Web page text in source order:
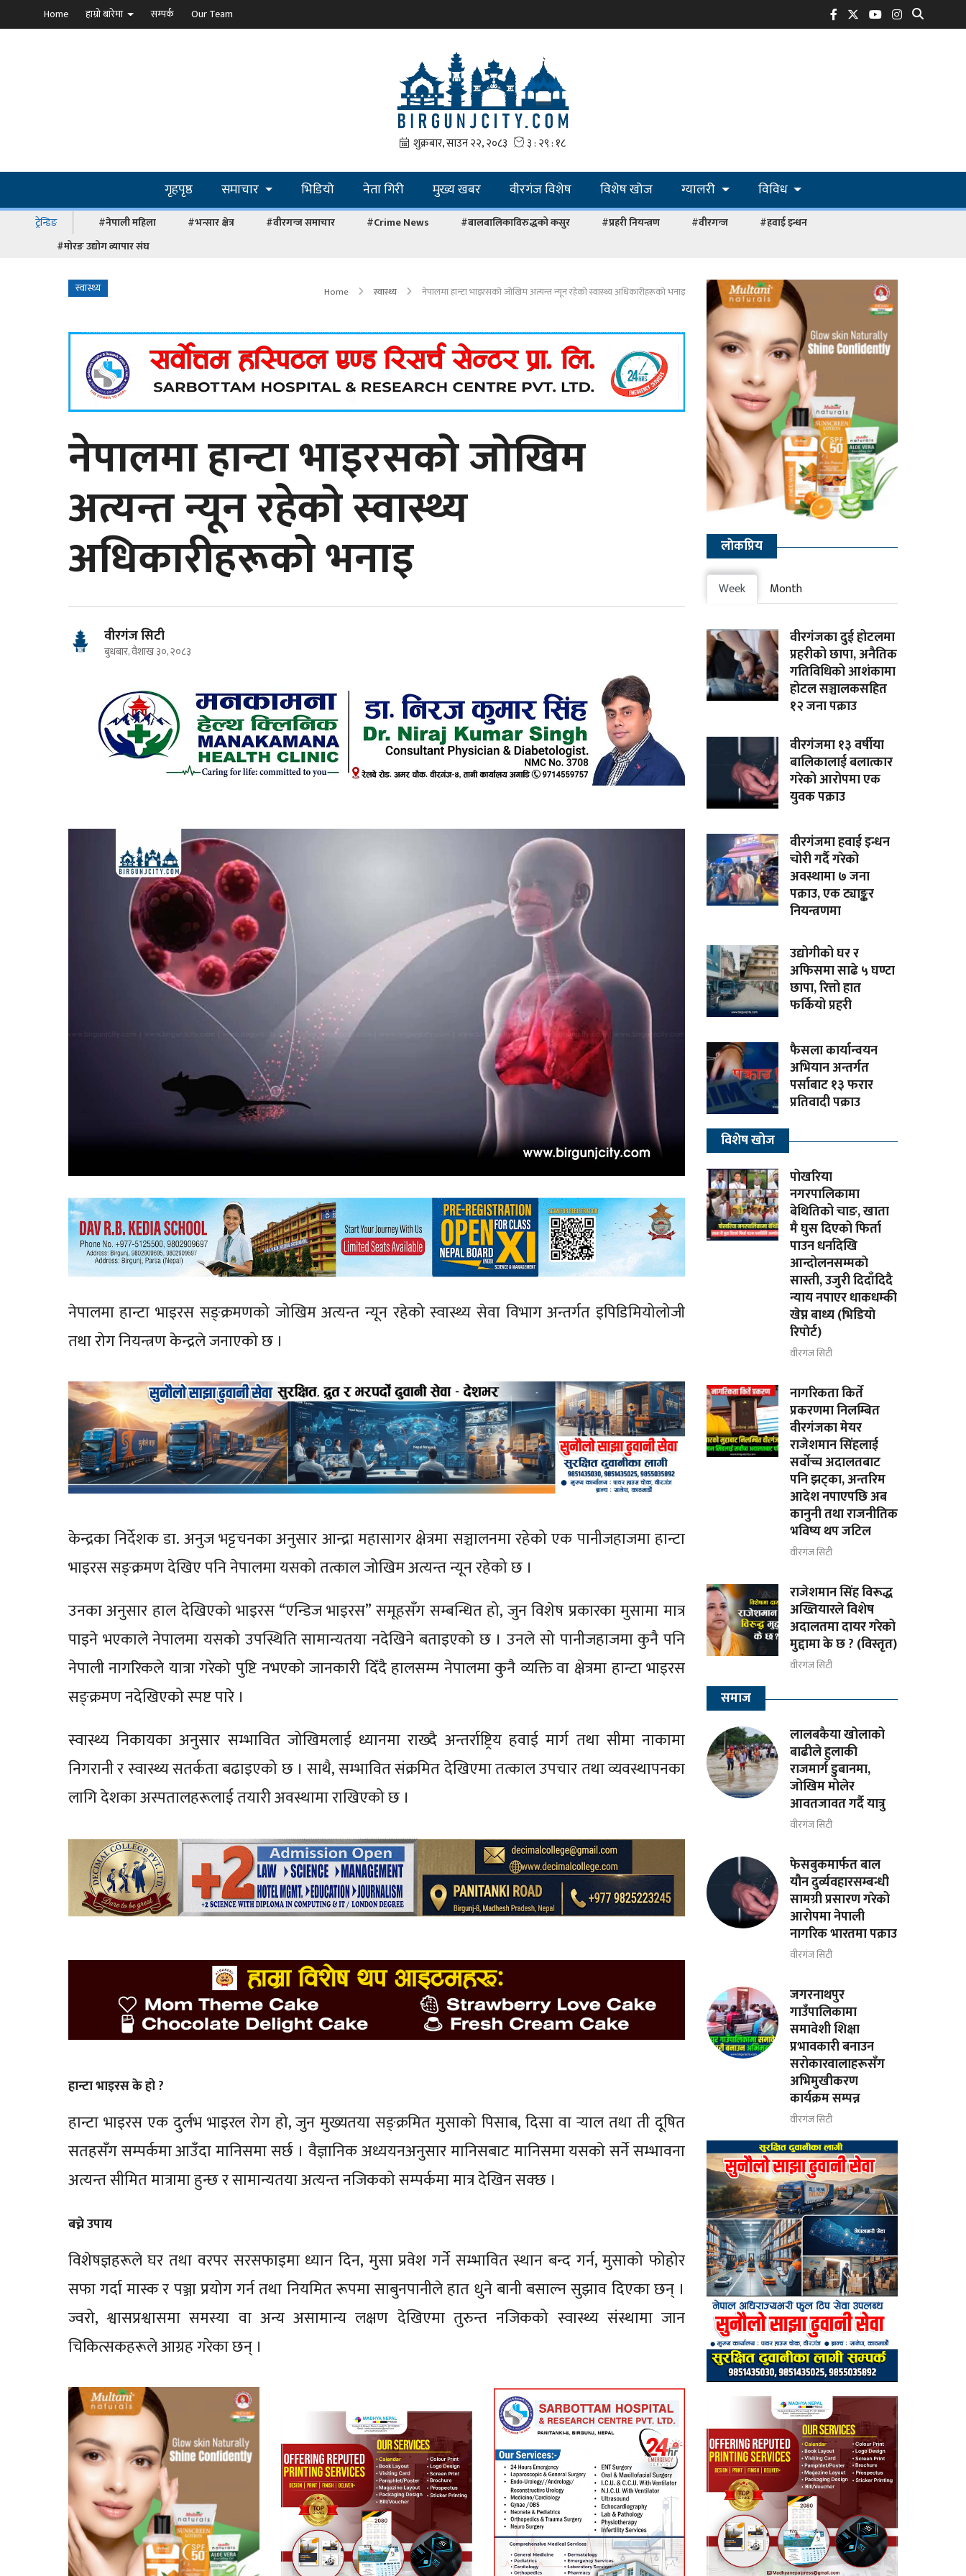
Home हाम्रो बारेमा सम्पर्क Our Team
गृहपृष्ठ समाचार भिडियो नेता गिरी मुख्य खबर वीरगंज विशेष विशेष खोज ग्यालरी विविध
ट्रेन्डिङ #नेपाली महिला #भन्सार क्षेत्र #वीरगन्ज समाचार #Crime News #बालबालिकाविरुद्धको कसुर #प्रहरी नियन्त्रण #वीरगन्ज
#हवाई इन्धन
#मोरङ उद्योग व्यापार संघ
स्वास्थ्य Home स्वास्थ्य नेपालमा हान्टा भाइरसको जोखिम अत्यन्त न्यून रहेको स्वास्थ्य अधिकारीहरूको भनाइ
नेपालमा हान्टा भाइरसको जोखिम
अत्यन्त न्यून रहेको स्वास्थ्य
अधिकारीहरूको भनाइ
वीरगंज सिटी
बुधबार, वैशाख ३०, २०८३
नेपालमा हान्टा भाइरस सङ्क्रमणको जोखिम अत्यन्त न्यून रहेको स्वास्थ्य सेवा विभाग अन्तर्गत इपिडिमियोलोजी
तथा रोग नियन्त्रण केन्द्रले जनाएको छ ।
केन्द्रका निर्देशक डा. अनुज भट्टचनका अनुसार आन्द्रा महासागर क्षेत्रमा सञ्चालनमा रहेको एक पानीजहाजमा हान्टा
भाइरस सङ्क्रमण देखिए पनि नेपालमा यसको तत्काल जोखिम अत्यन्त न्यून रहेको छ ।
उनका अनुसार हाल देखिएको भाइरस “एन्डिज भाइरस” समूहसँग सम्बन्धित हो, जुन विशेष प्रकारका मुसामा मात्र
पाइने भएकाले नेपालमा यसको उपस्थिति सामान्यतया नदेखिने बताइएको छ । उनले सो पानीजहाजमा कुनै पनि
नेपाली नागरिकले यात्रा गरेको पुष्टि नभएको जानकारी दिँदै हालसम्म नेपालमा कुनै व्यक्ति वा क्षेत्रमा हान्टा भाइरस
सङ्क्रमण नदेखिएको स्पष्ट पारे ।
स्वास्थ्य निकायका अनुसार सम्भावित जोखिमलाई ध्यानमा राख्दै अन्तर्राष्ट्रिय हवाई मार्ग तथा सीमा नाकामा
निगरानी र स्वास्थ्य सतर्कता बढाइएको छ । साथै, सम्भावित संक्रमित देखिएमा तत्काल उपचार तथा व्यवस्थापनका
लागि देशका अस्पतालहरूलाई तयारी अवस्थामा राखिएको छ ।
हान्टा भाइरस के हो ?
हान्टा भाइरस एक दुर्लभ भाइरल रोग हो, जुन मुख्यतया सङ्क्रमित मुसाको पिसाब, दिसा वा र्‍याल तथा ती दूषित
सतहसँग सम्पर्कमा आउँदा मानिसमा सर्छ । वैज्ञानिक अध्ययनअनुसार मानिसबाट मानिसमा यसको सर्ने सम्भावना
अत्यन्त सीमित मात्रामा हुन्छ र सामान्यतया अत्यन्त नजिकको सम्पर्कमा मात्र देखिन सक्छ ।
बच्ने उपाय
विशेषज्ञहरूले घर तथा वरपर सरसफाइमा ध्यान दिन, मुसा प्रवेश गर्ने सम्भावित स्थान बन्द गर्न, मुसाको फोहोर
सफा गर्दा मास्क र पञ्जा प्रयोग गर्न तथा नियमित रूपमा साबुनपानीले हात धुने बानी बसाल्न सुझाव दिएका छन् ।
ज्वरो, श्वासप्रश्वासमा समस्या वा अन्य असामान्य लक्षण देखिएमा तुरुन्त नजिकको स्वास्थ्य संस्थामा जान
चिकित्सकहरूले आग्रह गरेका छन् ।
लाेकप्रिय
Week Month
वीरगंजका दुई होटलमा
प्रहरीको छापा, अनैतिक
गतिविधिको आशंकामा
होटल सञ्चालकसहित
१२ जना पक्राउ
वीरगंजमा १३ वर्षीया
बालिकालाई बलात्कार
गरेको आरोपमा एक
युवक पक्राउ
वीरगंजमा हवाई इन्धन
चोरी गर्दै गरेको
अवस्थामा ७ जना
पक्राउ, एक ट्याङ्कर
नियन्त्रणमा
उद्योगीको घर र
अफिसमा साढे ५ घण्टा
छापा, रित्तो हात
फर्कियो प्रहरी
फैसला कार्यान्वयन
अभियान अन्तर्गत
पर्साबाट १३ फरार
प्रतिवादी पक्राउ
विशेष खोज
पोखरिया
नगरपालिकामा
बेथितिको चाङ, खाता
मै घुस दिएको फिर्ता
पाउन धर्नादेखि
आन्दोलनसम्मकाे
सास्ती, उजुरी दिदाँदिदै
न्याय नपाएर धाकधम्की
खेप्न बाध्य (भिडियाे
रिपाेर्ट)
वीरगंज सिटी
नागरिकता किर्ते
प्रकरणमा निलम्बित
वीरगंजका मेयर
राजेशमान सिंहलाई
सर्वोच्च अदालतबाट
पनि झट्का, अन्तरिम
आदेश नपाएपछि अब
कानुनी तथा राजनीतिक
भविष्य थप जटिल
वीरगंज सिटी
राजेशमान सिंह विरूद्ध
अख्तियारले विशेष
अदालतमा दायर गरेको
मुद्दामा के छ ? (विस्तृत)
वीरगंज सिटी
समाज
लालबकैया खोलाको
बाढीले हुलाकी
राजमार्ग डुबानमा,
जोखिम मोलेर
आवतजावत गर्दै यात्रु
वीरगंज सिटी
फेसबुकमार्फत बाल
यौन दुर्व्यवहारसम्बन्धी
सामग्री प्रसारण गरेको
आरोपमा नेपाली
नागरिक भारतमा पक्राउ
वीरगंज सिटी
जगरनाथपुर
गाउँपालिकामा
समावेशी शिक्षा
प्रभावकारी बनाउन
सरोकारवालाहरूसँग
अभिमुखीकरण
कार्यक्रम सम्पन्न
वीरगंज सिटी